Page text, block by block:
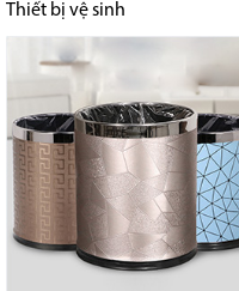
Thiết bị vệ sinh